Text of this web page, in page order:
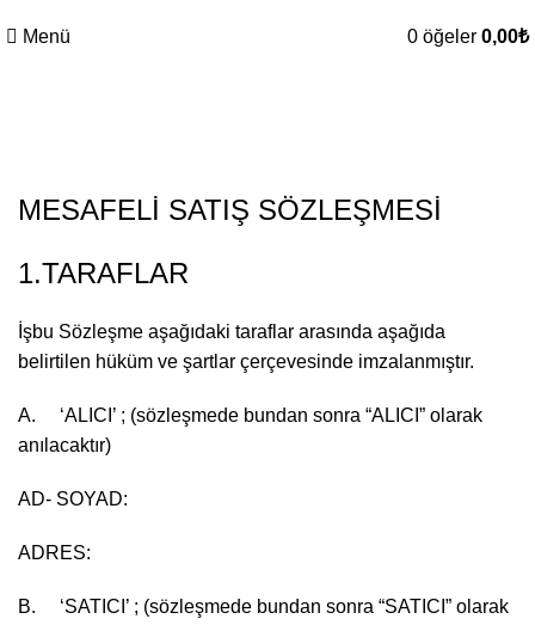
Menü 0 öğeler 0,00₺
MESAFELİ SATIŞ SÖZLEŞMESİ
1.TARAFLAR
İşbu Sözleşme aşağıdaki taraflar arasında aşağıda
belirtilen hüküm ve şartlar çerçevesinde imzalanmıştır.
A. ‘ALICI’ ; (sözleşmede bundan sonra “ALICI” olarak
anılacaktır)
AD- SOYAD:
ADRES:
B. ‘SATICI’ ; (sözleşmede bundan sonra “SATICI” olarak